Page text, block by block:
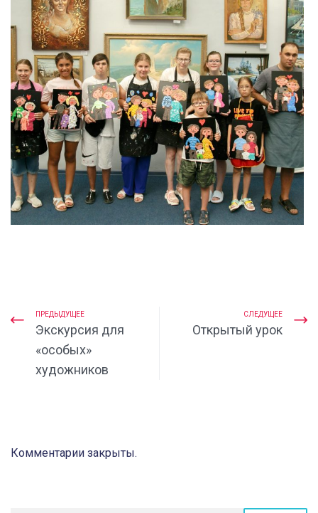
ПРЕДЫДУЩЕЕ
Экскурсия для
«особых»
художников
СЛЕДУЩЕЕ
Открытый урок
Комментарии закрыты.